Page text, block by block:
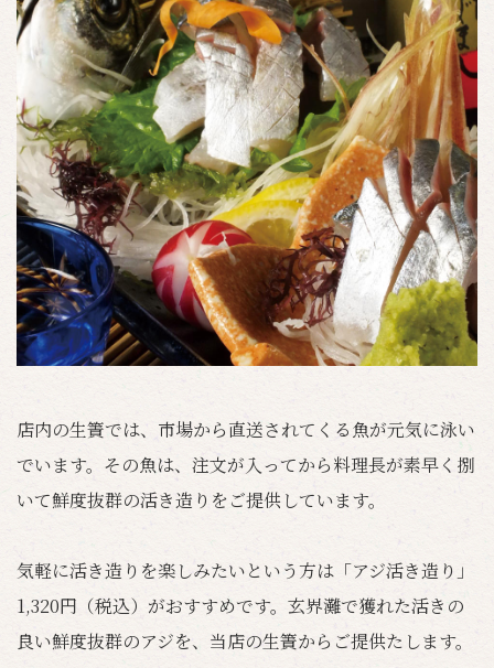
店内の生簀では、市場から直送されてくる魚が元気に泳い
でいます。その魚は、注文が入ってから料理長が素早く捌
いて鮮度抜群の活き造りをご提供しています。
気軽に活き造りを楽しみたいという方は「アジ活き造り」
1,320円（税込）がおすすめです。玄界灘で獲れた活きの
良い鮮度抜群のアジを、当店の生簀からご提供たします。